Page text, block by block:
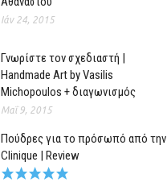
Ιάν 24, 2015
Γνωρίστε τον σχεδιαστή |
Handmade Art by Vasilis
Michopoulos + διαγωνισμός
Μαΐ 9, 2015
Πούδρες για το πρόσωπό από την
Clinique | Review